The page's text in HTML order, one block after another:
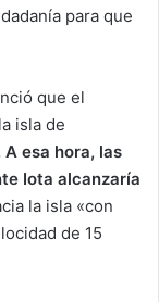
para que
que el
isla de
esa hora, las
Iota alcanzaría
la isla «con
de 15